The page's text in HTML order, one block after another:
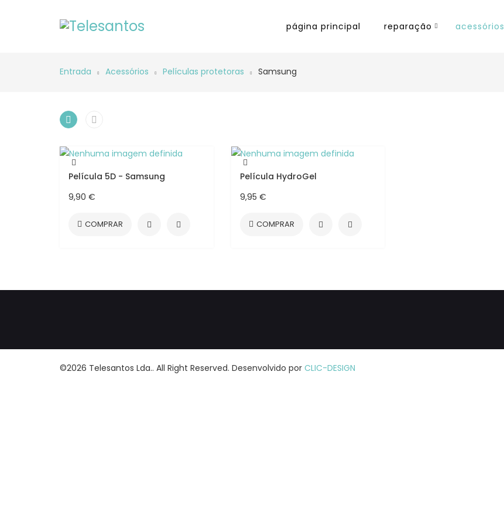
página principal reparação acessórios
Entrada Acessórios Películas protetoras Samsung
Película 5D - Samsung
9,90 €
Película HydroGel
9,95 €
©2026 Telesantos Lda.. All Right Reserved. Desenvolvido por CLIC-DESIGN